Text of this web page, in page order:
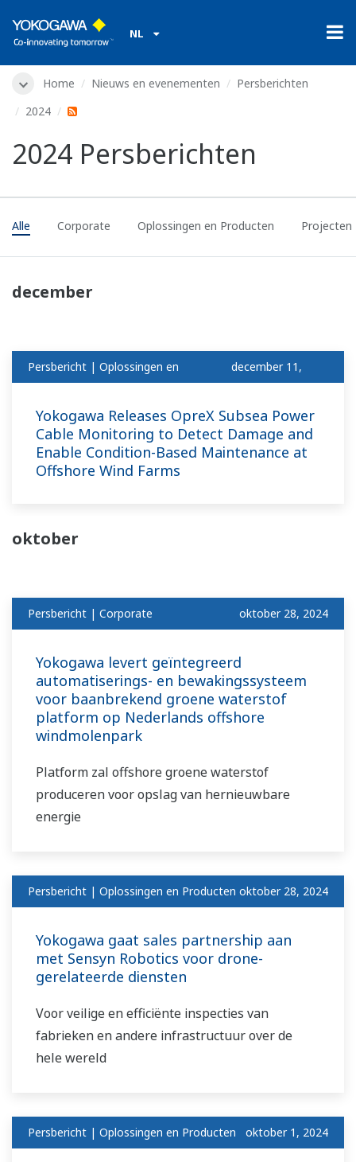
NL
Home Nieuws en evenementen
Persberichten
2024
2024 Persberichten
Alle Corporate Oplossingen en Producten Projecten
december
Persbericht | Oplossingen en december 11,
Yokogawa Releases OpreX Subsea Power
Cable Monitoring to Detect Damage and
Enable Condition-Based Maintenance at
Offshore Wind Farms
oktober
Persbericht | Corporate oktober 28, 2024
Yokogawa levert geïntegreerd
automatiserings- en bewakingssysteem
voor baanbrekend groene waterstof
platform op Nederlands offshore
windmolenpark
Platform zal offshore groene waterstof
produceren voor opslag van hernieuwbare
energie
Persbericht | Oplossingen en Producten oktober 28, 2024
Yokogawa gaat sales partnership aan
met Sensyn Robotics voor drone-
gerelateerde diensten
Voor veilige en efficiënte inspecties van
fabrieken en andere infrastructuur over de
hele wereld
Persbericht | Oplossingen en Producten oktober 1, 2024